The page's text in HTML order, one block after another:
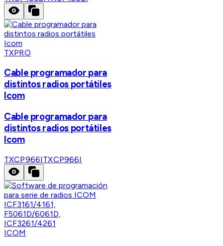
TXPRO
Cable programador para
distintos radios portátiles
Icom
Cable programador para
distintos radios portátiles
Icom
TXCP966ITXCP966I
ICOM